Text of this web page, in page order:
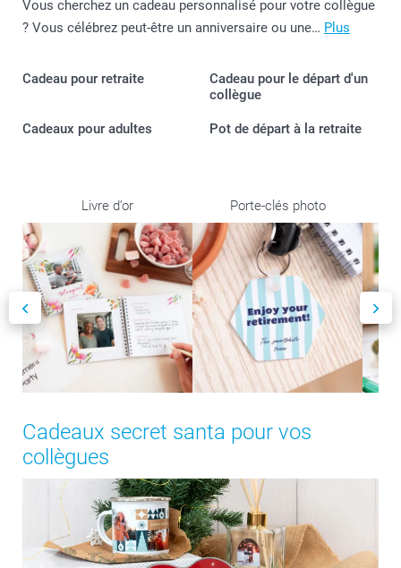
Vous cherchez un cadeau personnalisé pour votre collègue
? Vous célébrez peut-être un anniversaire ou une… Plus
Cadeau pour retraite
Cadeau pour le départ d'un
collègue
Cadeaux pour adultes Pot de départ à la retraite
Livre d’or Porte-clés photo
Cadeaux secret santa pour vos
collègues